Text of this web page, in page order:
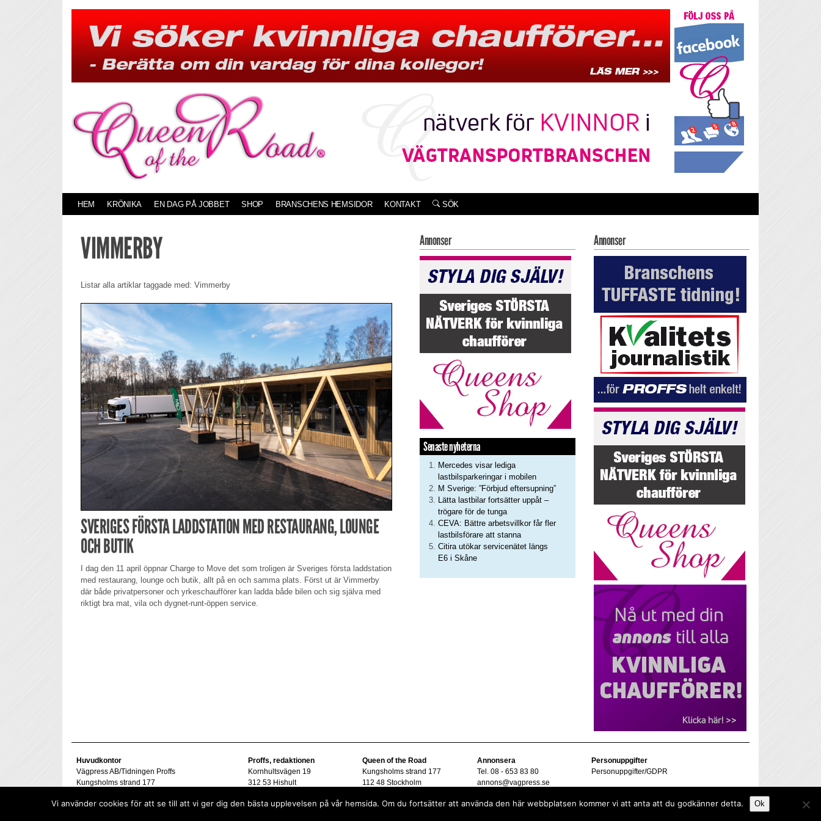
HEM KRÖNIKA EN DAG PÅ JOBBET SHOP BRANSCHENS HEMSIDOR KONTAKT SÖK
VIMMERBY
Listar alla artiklar taggade med: Vimmerby
SVERIGES FÖRSTA LADDSTATION MED RESTAURANG, LOUNGE
OCH BUTIK
I dag den 11 april öppnar Charge to Move det som troligen är Sveriges första laddstation
med restaurang, lounge och butik, allt på en och samma plats. Först ut är Vimmerby
där både privatpersoner och yrkeschaufförer kan ladda både bilen och sig själva med
riktigt bra mat, vila och dygnet-runt-öppen service.
Annonser
Senaste nyheterna
Mercedes visar lediga
lastbilsparkeringar i mobilen
M Sverige: ”Förbjud eftersupning”
Lätta lastbilar fortsätter uppåt –
trögare för de tunga
CEVA: Bättre arbetsvillkor får fler
lastbilsförare att stanna
Citira utökar servicenätet längs
E6 i Skåne
Annonser
Huvudkontor
Vägpress AB/Tidningen Proffs
Kungsholms strand 177
Proffs, redaktionen
Kornhultsvägen 19
312 53 Hishult
goran@vagpress.se
Queen of the Road
Kungsholms strand 177
112 48 Stockholm
Annonsera
Tel. 08 - 653 83 80
annons@vagpress.se
Personuppgifter
Personuppgifter/GDPR
Vi använder cookies för att se till att vi ger dig den bästa upplevelsen på vår hemsida. Om du fortsätter att använda den här webbplatsen kommer vi att anta att du godkänner detta. Ok